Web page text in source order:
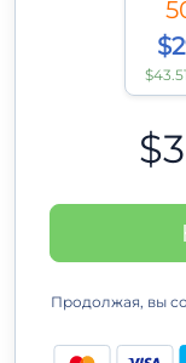
Продолжая, вы